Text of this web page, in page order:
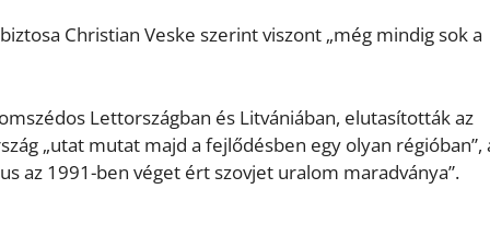
Christian Veske szerint viszont „még mindig sok a
Lettországban és Litvániában, elutasították az
„utat mutat majd a fejlődésben egy olyan régióban”,
az 1991-ben véget ért szovjet uralom maradványa”.